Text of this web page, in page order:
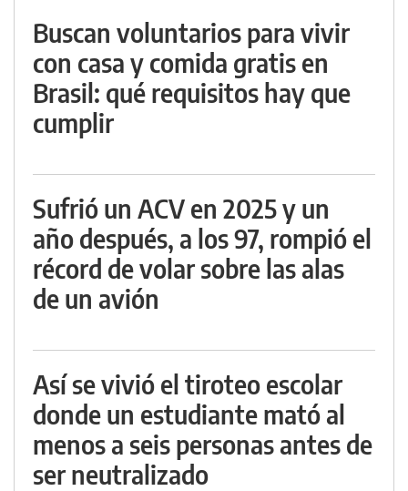
Buscan voluntarios para vivir
con casa y comida gratis en
Brasil: qué requisitos hay que
cumplir
Sufrió un ACV en 2025 y un
año después, a los 97, rompió el
récord de volar sobre las alas
de un avión
Así se vivió el tiroteo escolar
donde un estudiante mató al
menos a seis personas antes de
ser neutralizado